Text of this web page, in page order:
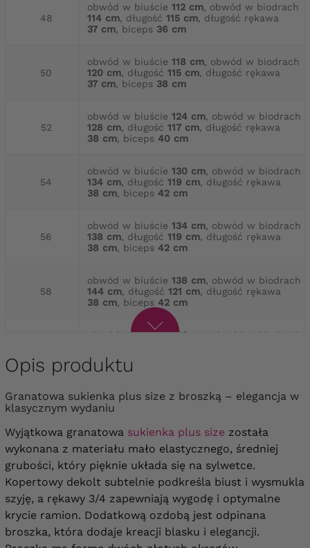
48
obwód w biuście 112 cm, obwód w biodrach
114 cm, długość 115 cm, długość rękawa
37 cm, biceps 36 cm
50
obwód w biuście 118 cm, obwód w biodrach
120 cm, długość 115 cm, długość rękawa
37 cm, biceps 38 cm
52
obwód w biuście 124 cm, obwód w biodrach
128 cm, długość 117 cm, długość rękawa
38 cm, biceps 40 cm
54
obwód w biuście 130 cm, obwód w biodrach
134 cm, długość 119 cm, długość rękawa
38 cm, biceps 42 cm
56
obwód w biuście 134 cm, obwód w biodrach
138 cm, długość 119 cm, długość rękawa
38 cm, biceps 42 cm
58
obwód w biuście 138 cm, obwód w biodrach
144 cm, długość 121 cm, długość rękawa
38 cm, biceps 42 cm
obwód w biuście 142 cm
, obwód w biodrach
39 cm , biceps
62
obwód w biuście 148 cm
, obwód w biodrach
154 cm, długość 122 cm, długość rękawa
40 cm
64
obwód w biuście 154 cm
, obwód w biodrach
160 cm, długość 125 cm, długość rękawa
40 cm, biceps 48 cm
Opis produktu
Granatowa sukienka plus size z broszką – elegancja w
klasycznym wydaniu
Wyjątkowa granatowa sukienka plus size została
wykonana z materiału mało elastycznego, średniej
grubości, który pięknie układa się na sylwetce.
Kopertowy dekolt subtelnie podkreśla biust i wysmukla
szyję, a rękawy 3/4 zapewniają wygodę i optymalne
krycie ramion. Dodatkową ozdobą jest odpinana
broszka, która dodaje kreacji blasku i elegancji.